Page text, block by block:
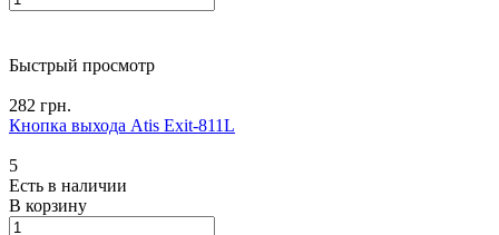
Быстрый просмотр
282 грн.
Кнопка выхода Atis Exit-811L
5
Есть в наличии
В корзину